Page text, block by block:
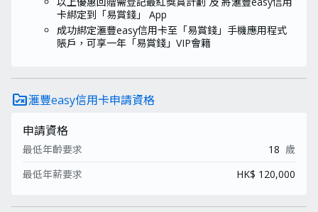
卡綁定到「易賞錢」 App
成功綁定滙豐easy信用卡至「易賞錢」手機應用程式
賬戶，可享一年「易賞錢」VIP會籍
rule_folder滙豐easy信用卡申請資格
申請資格
最低年齡要求 18 歲
最低年薪要求
HK$ 120,000